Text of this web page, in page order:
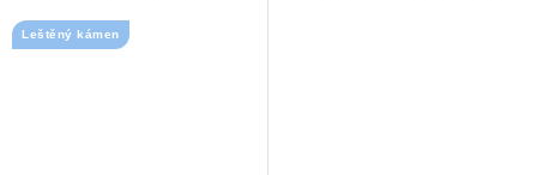
Leštěný kámen